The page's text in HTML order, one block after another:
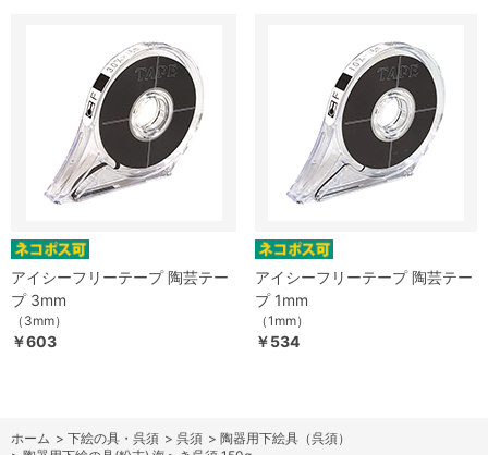
アイシーフリーテープ 陶芸テー
プ 3mm
（3mm）
￥603
アイシーフリーテープ 陶芸テー
プ 1mm
（1mm）
￥534
ホーム > 下絵の具・呉須 > 呉須 > 陶器用下絵具（呉須）